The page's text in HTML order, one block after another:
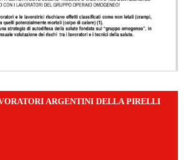
ARGENTINI DELLA PIRELLI